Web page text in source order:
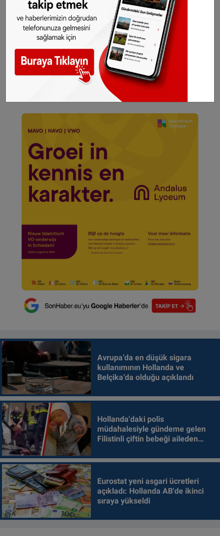
İspanya, cezanın infazından hemen önce
Belçika'ya kaçan Beltran hakkında yakalama ve
iade kararı çıkarmıştı. Belçika mahkemesi,
Beltran'ın İspanya'ya iade edilip edilmeyeceğine
17 Eylül'deki duruşmada karar verecek.
Avrupa’da en düşük sigara
kullanımının Hollanda ve
Belçika’da olduğu açıklandı
Hollanda'daki polis
müdahalesiyle gündeme gelen
Filistinli çiftin bebeği aileden
Eurostat yeni asgari ücretleri
açıkladı: Hollanda AB'de ikinci
sıraya yükseldi